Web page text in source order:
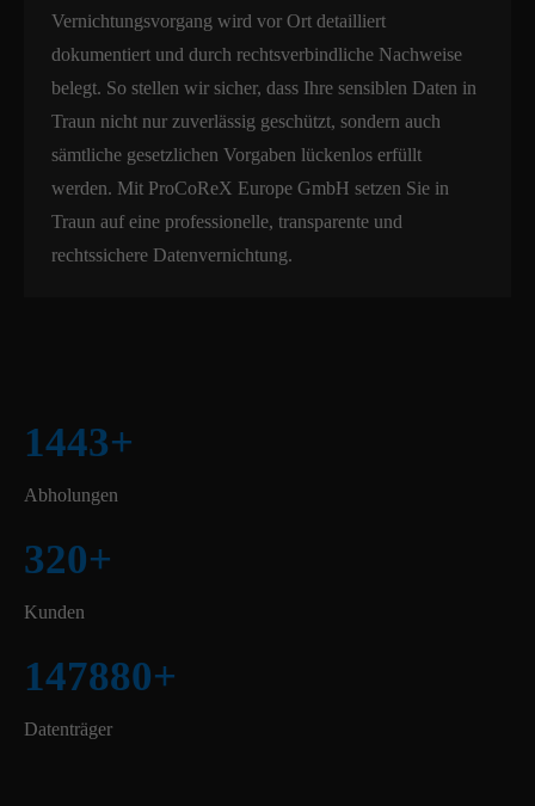
Vernichtungsvorgang wird vor Ort detailliert
dokumentiert und durch rechtsverbindliche Nachweise
belegt. So stellen wir sicher, dass Ihre sensiblen Daten in
Traun nicht nur zuverlässig geschützt, sondern auch
sämtliche gesetzlichen Vorgaben lückenlos erfüllt
werden. Mit ProCoReX Europe GmbH setzen Sie in
Traun auf eine professionelle, transparente und
rechtssichere Datenvernichtung.
1443+
Abholungen
320+
Kunden
147880+
Datenträger